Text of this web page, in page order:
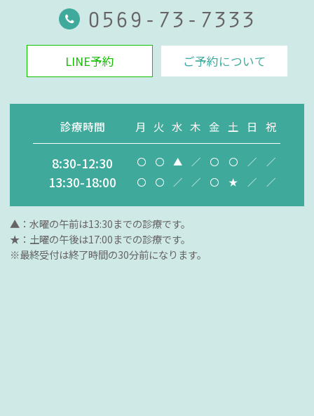
0569-73-7333
LINE予約 ご予約について
診療時間 月 火 水 木 金 土 日 祝
8:30-12:30 〇 〇 ▲ ／ 〇 〇 ／ ／
13:30-18:00 〇 〇 ／ ／ 〇 ★ ／ ／
▲：水曜の午前は13:30までの診療です。
★：土曜の午後は17:00までの診療です。
※最終受付は終了時間の30分前になります。